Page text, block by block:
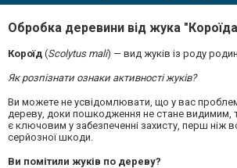
Обробка деревини від жука
Короїд (Scolytus mali) — вид жуків із роду
Як розпізнати ознаки активності жуків?
Ви можете не усвідомлювати, що у вас
дереву, доки пошкодження не стане видимим,
є ключовим у забезпеченні захисту, перш ніж
серйозної шкоди.
Ви помітили жуків по дереву?